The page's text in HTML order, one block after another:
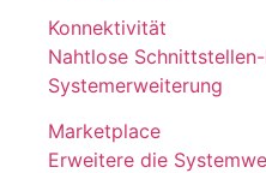
Konnektivität
Nahtlose
Systemerweiterung
Marketplace
Erweitere die